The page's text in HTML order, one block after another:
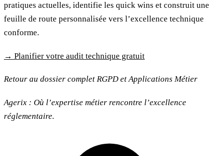
pratiques actuelles, identifie les quick wins et construit une
feuille de route personnalisée vers l’excellence technique
conforme.
→ Planifier votre audit technique gratuit
Retour au dossier complet RGPD et Applications Métier
Agerix : Où l’expertise métier rencontre l’excellence
réglementaire.